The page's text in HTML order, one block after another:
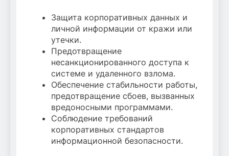
Защита корпоративных данных и
личной информации от кражи или
утечки.
Предотвращение
несанкционированного доступа к
системе и удаленного взлома.
Обеспечение стабильности работы,
предотвращение сбоев, вызванных
вредоносными программами.
Соблюдение требований
корпоративных стандартов
информационной безопасности.